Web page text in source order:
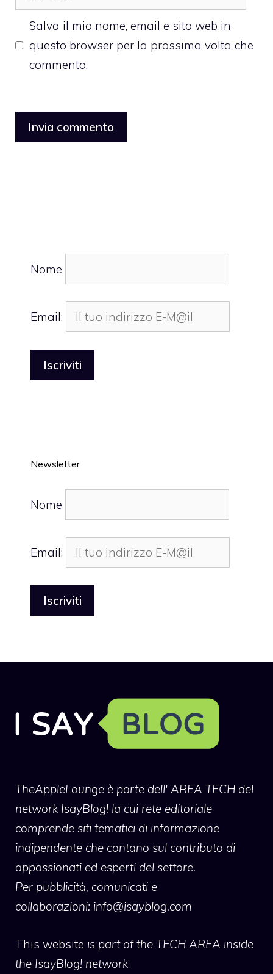
web
Salva il mio nome, email e sito web in
questo browser per la prossima volta che
commento.
Nome
Email:
Newsletter
Nome
Email:
TheAppleLounge è parte dell' AREA TECH del
network IsayBlog! la cui rete editoriale
comprende siti tematici di informazione
indipendente che contano sul contributo di
appassionati ed esperti del settore.
Per pubblicità, comunicati e
collaborazioni: info@isayblog.com
This website is part of the TECH AREA inside
the IsayBlog! network